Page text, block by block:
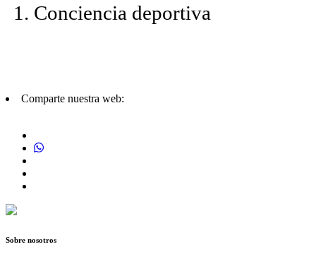
Conciencia deportiva
Comparte nuestra web:
Sobre nosotros